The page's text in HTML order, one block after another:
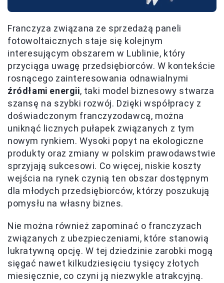
Franczyza związana ze sprzedażą paneli
fotowoltaicznych staje się kolejnym
interesującym obszarem w Lublinie, który
przyciąga uwagę przedsiębiorców. W kontekście
rosnącego zainteresowania odnawialnymi
źródłami energii, taki model biznesowy stwarza
szansę na szybki rozwój. Dzięki współpracy z
doświadczonym franczyzodawcą, można
uniknąć licznych pułapek związanych z tym
nowym rynkiem. Wysoki popyt na ekologiczne
produkty oraz zmiany w polskim prawodawstwie
sprzyjają sukcesowi. Co więcej, niskie koszty
wejścia na rynek czynią ten obszar dostępnym
dla młodych przedsiębiorców, którzy poszukują
pomysłu na własny biznes.
Nie można również zapominać o franczyzach
związanych z ubezpieczeniami, które stanowią
lukratywną opcję. W tej dziedzinie zarobki mogą
sięgać nawet kilkudziesięciu tysięcy złotych
miesięcznie, co czyni ją niezwykle atrakcyjną.